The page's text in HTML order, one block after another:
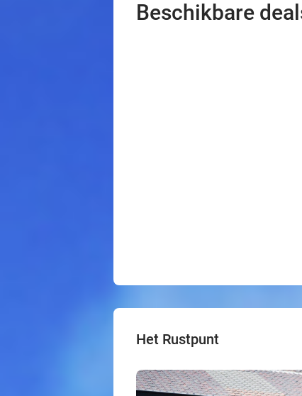
Beschikbare
Het Rustpunt